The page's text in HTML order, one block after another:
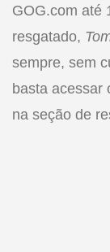
GOG.com até
resgatado,
sempre, sem
basta acessar
na seção de